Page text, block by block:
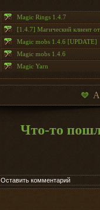
Magic Rings 1.4.7
[1.4.7] Магический клиент
Magic mobs 1.4.6 [UPDATE]
Magic mobs 1.4.6
Magic Yarn
Что-то
Оставить комментарий